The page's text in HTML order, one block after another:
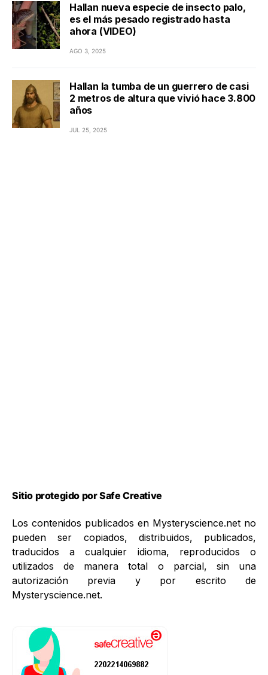
Hallan nueva especie de insecto palo,
es el más pesado registrado hasta
ahora (VIDEO)
AGO 3, 2025
Hallan la tumba de un guerrero de casi
2 metros de altura que vivió hace 3.800
años
JUL 25, 2025
Sitio protegido por Safe Creative
Los contenidos publicados en Mysteryscience.net no
pueden ser copiados, distribuidos, publicados,
traducidos a cualquier idioma, reproducidos o
utilizados de manera total o parcial, sin una
autorización previa y por escrito de
Mysteryscience.net.